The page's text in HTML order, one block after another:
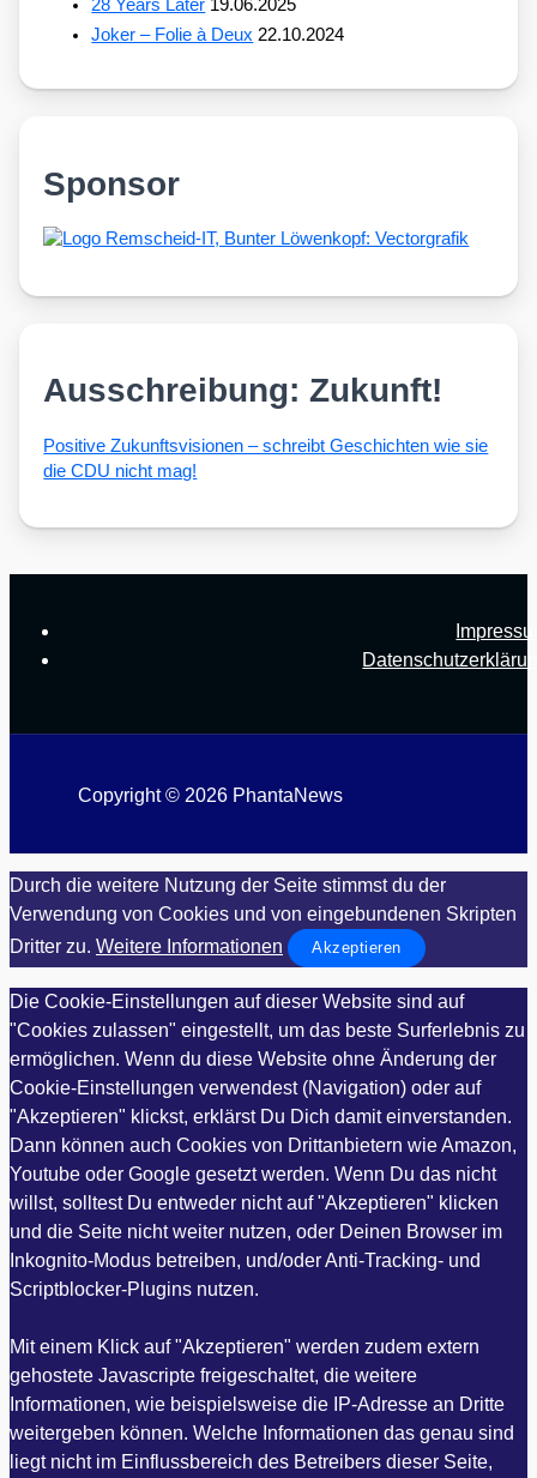
28 Years Later 19.06.2025
Joker – Folie à Deux 22.10.2024
Sponsor
Ausschreibung: Zukunft!
Posi­ti­ve Zukunfts­vi­sio­nen – schreibt Geschich­ten wie sie
die CDU nicht mag!
Copyright © 2026 PhantaNews
Durch die weitere Nutzung der Seite stimmst du der
Verwendung von Cookies und von eingebundenen Skripten
Dritter zu. Weitere Informationen Akzeptieren
Die Cookie-Einstellungen auf dieser Website sind auf
"Cookies zulassen" eingestellt, um das beste Surferlebnis zu
ermöglichen. Wenn du diese Website ohne Änderung der
Cookie-Einstellungen verwendest (Navigation) oder auf
"Akzeptieren" klickst, erklärst Du Dich damit einverstanden.
Dann können auch Cookies von Drittanbietern wie Amazon,
Youtube oder Google gesetzt werden. Wenn Du das nicht
willst, solltest Du entweder nicht auf "Akzeptieren" klicken
und die Seite nicht weiter nutzen, oder Deinen Browser im
Inkognito-Modus betreiben, und/oder Anti-Tracking- und
Scriptblocker-Plugins nutzen.
Mit einem Klick auf "Akzeptieren" werden zudem extern
gehostete Javascripte freigeschaltet, die weitere
Informationen, wie beispielsweise die IP-Adresse an Dritte
weitergeben können. Welche Informationen das genau sind
liegt nicht im Einflussbereich des Betreibers dieser Seite,